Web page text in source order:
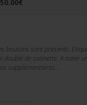
50.00€
boutons sont présents.
doublé de satinette. A noter
supplémentaires...